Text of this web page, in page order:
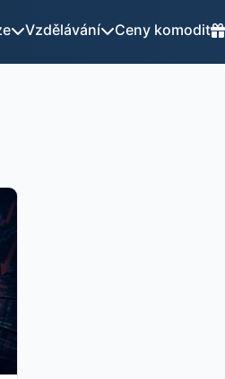
Vzdělávání Ceny komodit